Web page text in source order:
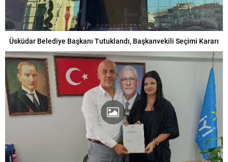
Üsküdar Belediye Başkanı Tutuklandı, Başkanvekili Seçimi Kararı